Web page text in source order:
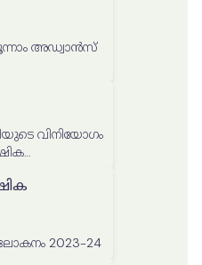
വിനിയോഗം
2023-24